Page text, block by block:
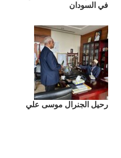
في السودان
رحيل الجنرال موسى علي